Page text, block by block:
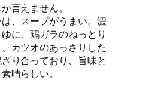
言えません。
、スープがうまい。濃
に、鶏ガラのねっとり
カツオのあっさりした
り合っており、旨味と
晴らしい。